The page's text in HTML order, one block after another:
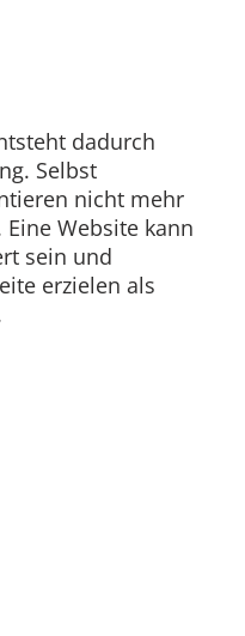
dadurch
Selbst
nicht mehr
Website kann
sein und
erzielen als